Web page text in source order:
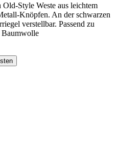
Style Weste aus leichtem
Knöpfen. An der schwarzen
verstellbar. Passend zu